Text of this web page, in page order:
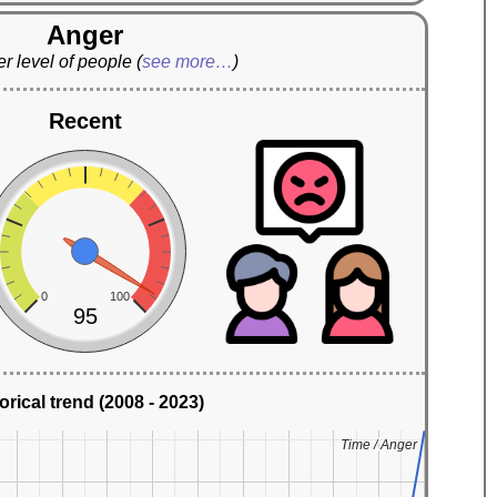
Anger
level of people(see more…)
Recent
0 100
95
trend (2008 - 2023)
Time / Anger
Time / Anger